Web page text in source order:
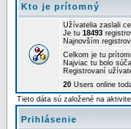
Kto je prítomný
Užívatelia zaslali
Je tu 18493
Najnovším
Celkom je tu
Najviac tu bolo
Registrovaní
20 Users online
Tieto dáta sú založené na
Prihlásenie